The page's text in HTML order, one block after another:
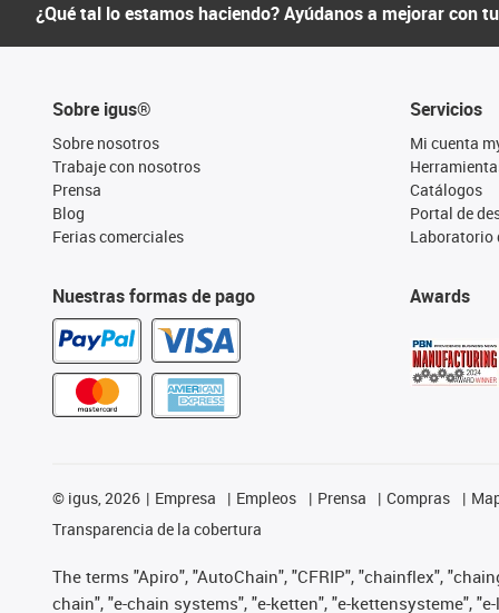
¿Qué tal lo estamos haciendo? Ayúdanos a mejorar con
Sobre igus®
Sobre nosotros
Trabaje con nosotros
Prensa
Blog
Ferias comerciales
Nuestras formas de pago
Servicios
Mi cuenta
Catálogos
Portal de
Laboratorio
Awards
© igus, 2026 Empresa Empleos Prensa Compras
Transparencia de la cobertura
The terms "Apiro", "AutoChain", "CFRIP", "chainflex",
chain", "e-chain systems", "e-ketten", "e-kettensysteme",